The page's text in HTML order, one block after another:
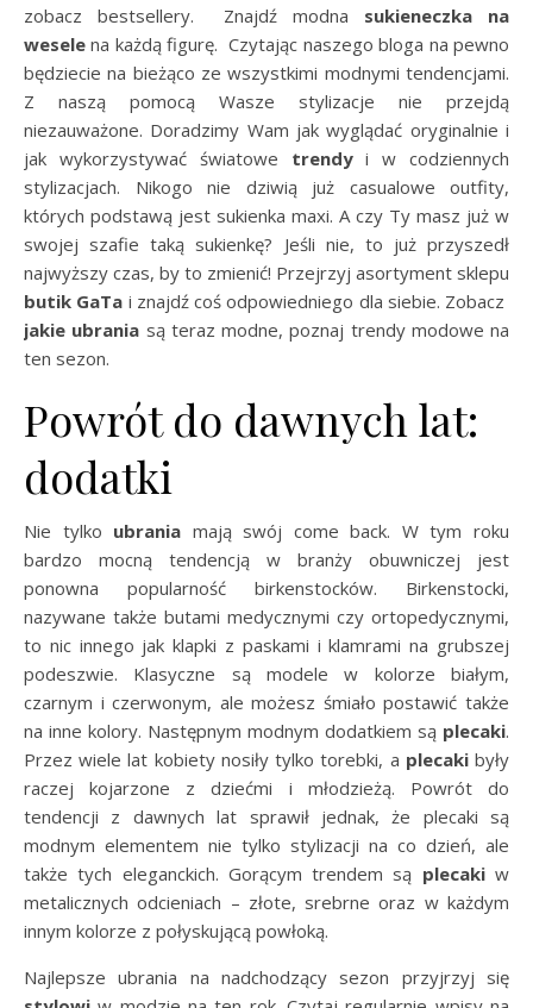
zobacz bestsellery. Znajdź modna sukieneczka na
wesele na każdą figurę. Czytając naszego bloga na pewno
będziecie na bieżąco ze wszystkimi modnymi tendencjami.
Z naszą pomocą Wasze stylizacje nie przejdą
niezauważone. Doradzimy Wam jak wyglądać oryginalnie i
jak wykorzystywać światowe trendyi w codziennych
stylizacjach. Nikogo nie dziwią już casualowe outfity,
których podstawą jest sukienka maxi. A czy Ty masz już w
swojej szafie taką sukienkę? Jeśli nie, to już przyszedł
najwyższy czas, by to zmienić! Przejrzyj asortyment sklepu
butik GaTa i znajdź coś odpowiedniego dla siebie. Zobacz
jakie ubrania są teraz modne, poznaj trendy modowe na
ten sezon.
Powrót do dawnych lat:
dodatki
Nie tylko ubrania mają swój come back. W tym roku
bardzo mocną tendencją w branży obuwniczej jest
ponowna popularność birkenstocków. Birkenstocki,
nazywane także butami medycznymi czy ortopedycznymi,
to nic innego jak klapki z paskami i klamrami na grubszej
podeszwie. Klasyczne są modele w kolorze białym,
czarnym i czerwonym, ale możesz śmiało postawić także
na inne kolory. Następnym modnym dodatkiem są plecaki.
Przez wiele lat kobiety nosiły tylko torebki, a plecakibyły
raczej kojarzone z dziećmi i młodzieżą. Powrót do
tendencji z dawnych lat sprawił jednak, że plecaki są
modnym elementem nie tylko stylizacji na co dzień, ale
także tych eleganckich. Gorącym trendem są plecakiw
metalicznych odcieniach – złote, srebrne oraz w każdym
innym kolorze z połyskującą powłoką.
Najlepsze ubrania na nadchodzący sezon przyjrzyj się